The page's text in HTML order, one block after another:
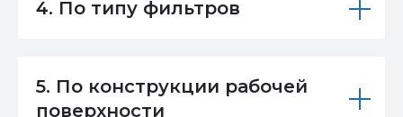
4. По типу фильтров
5. По конструкции рабочей
поверхности